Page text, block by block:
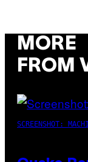
MORE
FROM
SCREENSHOT: